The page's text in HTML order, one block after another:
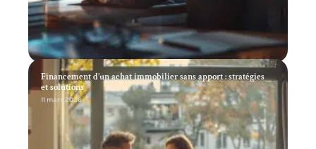
Financement d’un achat immobilier sans apport : stratégies
et solutions
11 mars 2026